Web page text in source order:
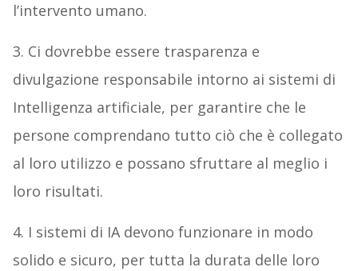
l’intervento umano.
3. Ci dovrebbe essere trasparenza e
divulgazione responsabile intorno ai sistemi di
Intelligenza artificiale, per garantire che le
persone comprendano tutto ciò che è collegato
al loro utilizzo e possano sfruttare al meglio i
loro risultati.
4. I sistemi di IA devono funzionare in modo
solido e sicuro, per tutta la durata delle loro